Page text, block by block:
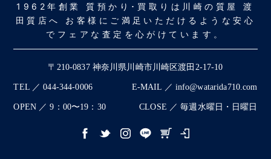
1962年創業 質預かり･買取りは川崎の質屋 渡
田質店へ お客様にご満足いただけるような安心
でフェアな査定を心がけています。
〒210-0837 神奈川県川崎市川崎区渡田2-17-10
TEL ／ 044-344-0006 E-MAIL ／ info@watarida710.com
OPEN ／ 9：00〜19：30 CLOSE ／ 毎週水曜日・日曜日